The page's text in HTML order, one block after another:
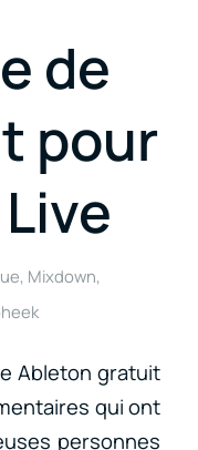
de
pour
, Mixdown,
Ableton gratuit
qui ont
personnes